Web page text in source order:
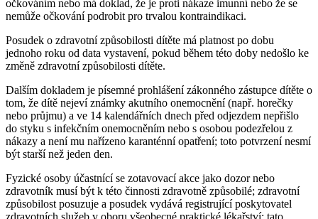
očkováním nebo má doklad, že je proti nákaze imunní nebo že se
nemůže očkování podrobit pro trvalou kontraindikaci.
Posudek o zdravotní způsobilosti dítěte má platnost po dobu
jednoho roku od data vystavení, pokud během této doby nedošlo ke
změně zdravotní způsobilosti dítěte.
Dalším dokladem je písemné prohlášení zákonného zástupce dítěte o
tom, že dítě nejeví známky akutního onemocnění (např. horečky
nebo průjmu) a ve 14 kalendářních dnech před odjezdem nepřišlo
do styku s infekčním onemocněním nebo s osobou podezřelou z
nákazy a není mu nařízeno karanténní opatření; toto potvrzení nesmí
být starší než jeden den.
Fyzické osoby účastnící se zotavovací akce jako dozor nebo
zdravotník musí být k této činnosti zdravotně způsobilé; zdravotní
způsobilost posuzuje a posudek vydává registrující poskytovatel